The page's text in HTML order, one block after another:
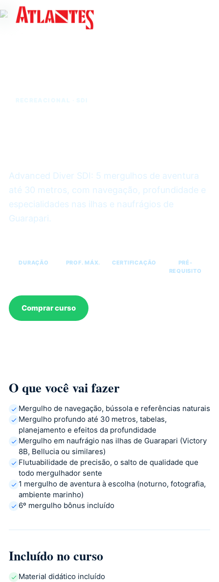
Advanced Diver SDI: 5 mergulhos de aventura
até 30 metros, com navegação, profundidade e
especialidades nas ilhas e naufrágios de
Guarapari.
DURAÇÃO PROF. MÁX. CERTIFICAÇÃO
PRÉ-
REQUISITO
Comprar curso
O que você vai fazer
Mergulho de navegação, bússola e referências naturais
Mergulho profundo até 30 metros, tabelas,
planejamento e efeitos da profundidade
Mergulho em naufrágio nas ilhas de Guarapari (Victory
8B, Bellucia ou similares)
Flutuabilidade de precisão, o salto de qualidade que
todo mergulhador sente
1 mergulho de aventura à escolha (noturno, fotografia,
ambiente marinho)
6º mergulho bônus incluído
Incluído no curso
Material didático incluído